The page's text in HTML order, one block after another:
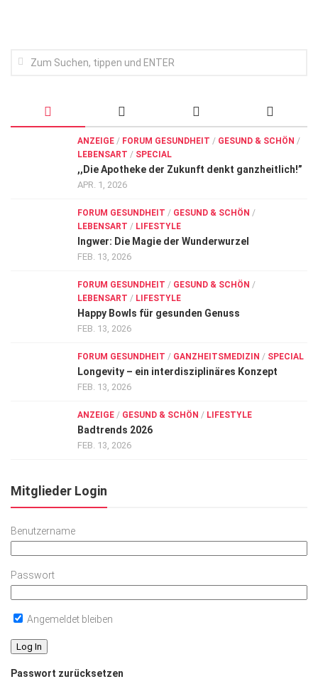
Innovationen
Kampf gegen Krebs
ANZEIGE / FORUM GESUNDHEIT / GESUND & SCHÖN /
LEBENSART / SPECIAL
,,Die Apotheke der Zukunft denkt ganzheitlich!”
APR. 1, 2026
FORUM GESUNDHEIT / GESUND & SCHÖN /
LEBENSART / LIFESTYLE
Ingwer: Die Magie der Wunderwurzel
FEB. 13, 2026
FORUM GESUNDHEIT / GESUND & SCHÖN /
LEBENSART / LIFESTYLE
Happy Bowls für gesunden Genuss
FEB. 13, 2026
FORUM GESUNDHEIT / GANZHEITSMEDIZIN / SPECIAL
Longevity – ein interdisziplinäres Konzept
FEB. 13, 2026
ANZEIGE / GESUND & SCHÖN / LIFESTYLE
Badtrends 2026
FEB. 13, 2026
Mitglieder Login
Benutzername
Passwort
Angemeldet bleiben
Passwort zurücksetzen